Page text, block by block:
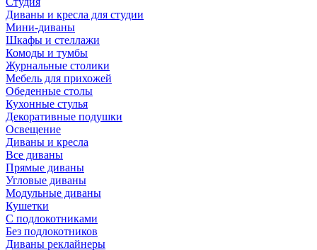
Диваны и кресла для студии
Мини-диваны
Шкафы и стеллажи
Комоды и тумбы
Журнальные столики
Мебель для прихожей
Обеденные столы
Кухонные стулья
Декоративные подушки
Освещение
Диваны и кресла
Все диваны
Прямые диваны
Угловые диваны
Модульные диваны
Кушетки
С подлокотниками
Без подлокотников
Диваны реклайнеры